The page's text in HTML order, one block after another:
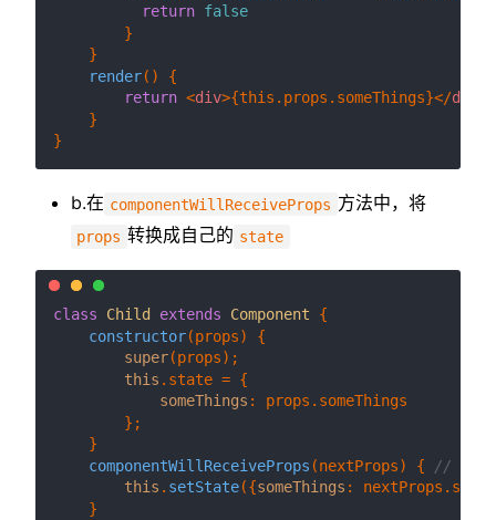
return false
        }
    }
render( ) {
return <div>{this.props.someThings}</div
    }
b.在 componentWillReceiveProps 方法中，将
props 转换成自己的 state
class Child extends Component {
constructor(props) {
super(props);
this
state = {
someThings : props. someThings
        };
    }
componentWillReceiveProps (nextProps) {
// 父组
this . setState({someThings : nextProps.
    }